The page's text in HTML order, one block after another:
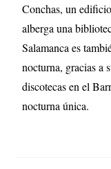
Conchas, un
alberga una
Salamanca es
nocturna, gracias a
discotecas en el
nocturna única.